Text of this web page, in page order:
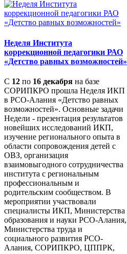
Неделя Института
коррекционной педагогики РАО
«Детство равных возможностей»
С 12 по 16 декабря на базе
СОРИПКРО прошла Неделя ИКП
в РСО-Алания «Детство равных
возможностей». Основные задачи
Недели - презентация результатов
новейших исследований ИКП,
изучение регионального опыта в
области сопровождения детей с
ОВЗ, организация
взаимовыгодного сотрудничества
института с региональным
профессиональным и
родительским сообществом. В
мероприятии участвовали
специалисты ИКП, Министерства
образования и науки РСО-Алания,
Министерства труда и
социального развития РСО-
Алания, СОРИПКРО, ЦППРК,